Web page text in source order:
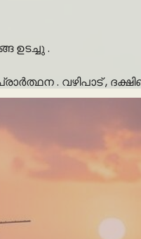
ഉടച്ചു .
. വഴിപാട് ,